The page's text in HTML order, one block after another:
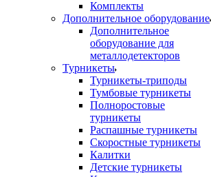
Комплекты
Дополнительное оборудование
Дополнительное
оборудование для
металлодетекторов
Турникеты
Турникеты-триподы
Тумбовые турникеты
Полноростовые
турникеты
Распашные турникеты
Скоростные турникеты
Калитки
Детские турникеты